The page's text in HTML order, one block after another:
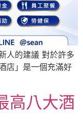
人的建議 對於許多
店」是一個充滿好
高八大酒